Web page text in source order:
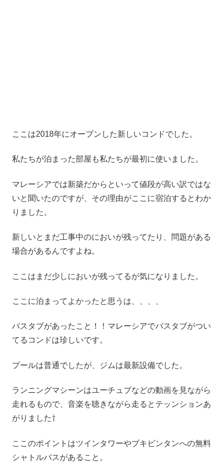
ここは2018年にオープンした新しいコンドでした。
私たちが泊まった部屋も私たちが最初に使いました。
マレーシアでは新築だからといって値段が高い訳ではな
いと聞いたのですが、その理由がここに宿泊するとわか
りました。
新しいとまだ工事中のにおいが残ってたり、問題がある
場合があるんですよね。
ここはまだ少しにおいが残ってるが気になりました。
ここに泊まってよかったと思うは、、、、
バスタブがあったこと！！マレーシアでバスタブがつい
てるコンドは珍しいです。
プールは普通でしたが、ジムは最新設備でした。
ランニングマシーンはユーチュブなどの動画を見ながら
走れるもので、音楽を聴きながら走るとテッンションあ
がりました⇧
ここのポイントはツインタワーやブキビンタンへの無料
シャトルバスがあること。